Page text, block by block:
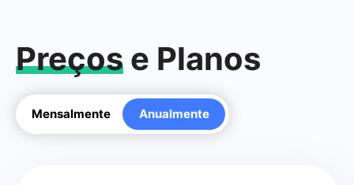
Preços e Planos
Mensalmente Anualmente